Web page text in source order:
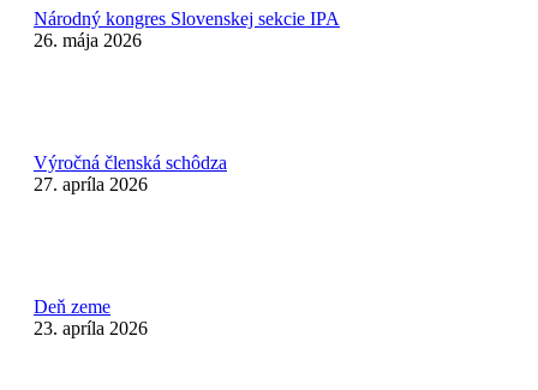
Národný kongres Slovenskej sekcie IPA
26. mája 2026
Výročná členská schôdza
27. apríla 2026
Deň zeme
23. apríla 2026